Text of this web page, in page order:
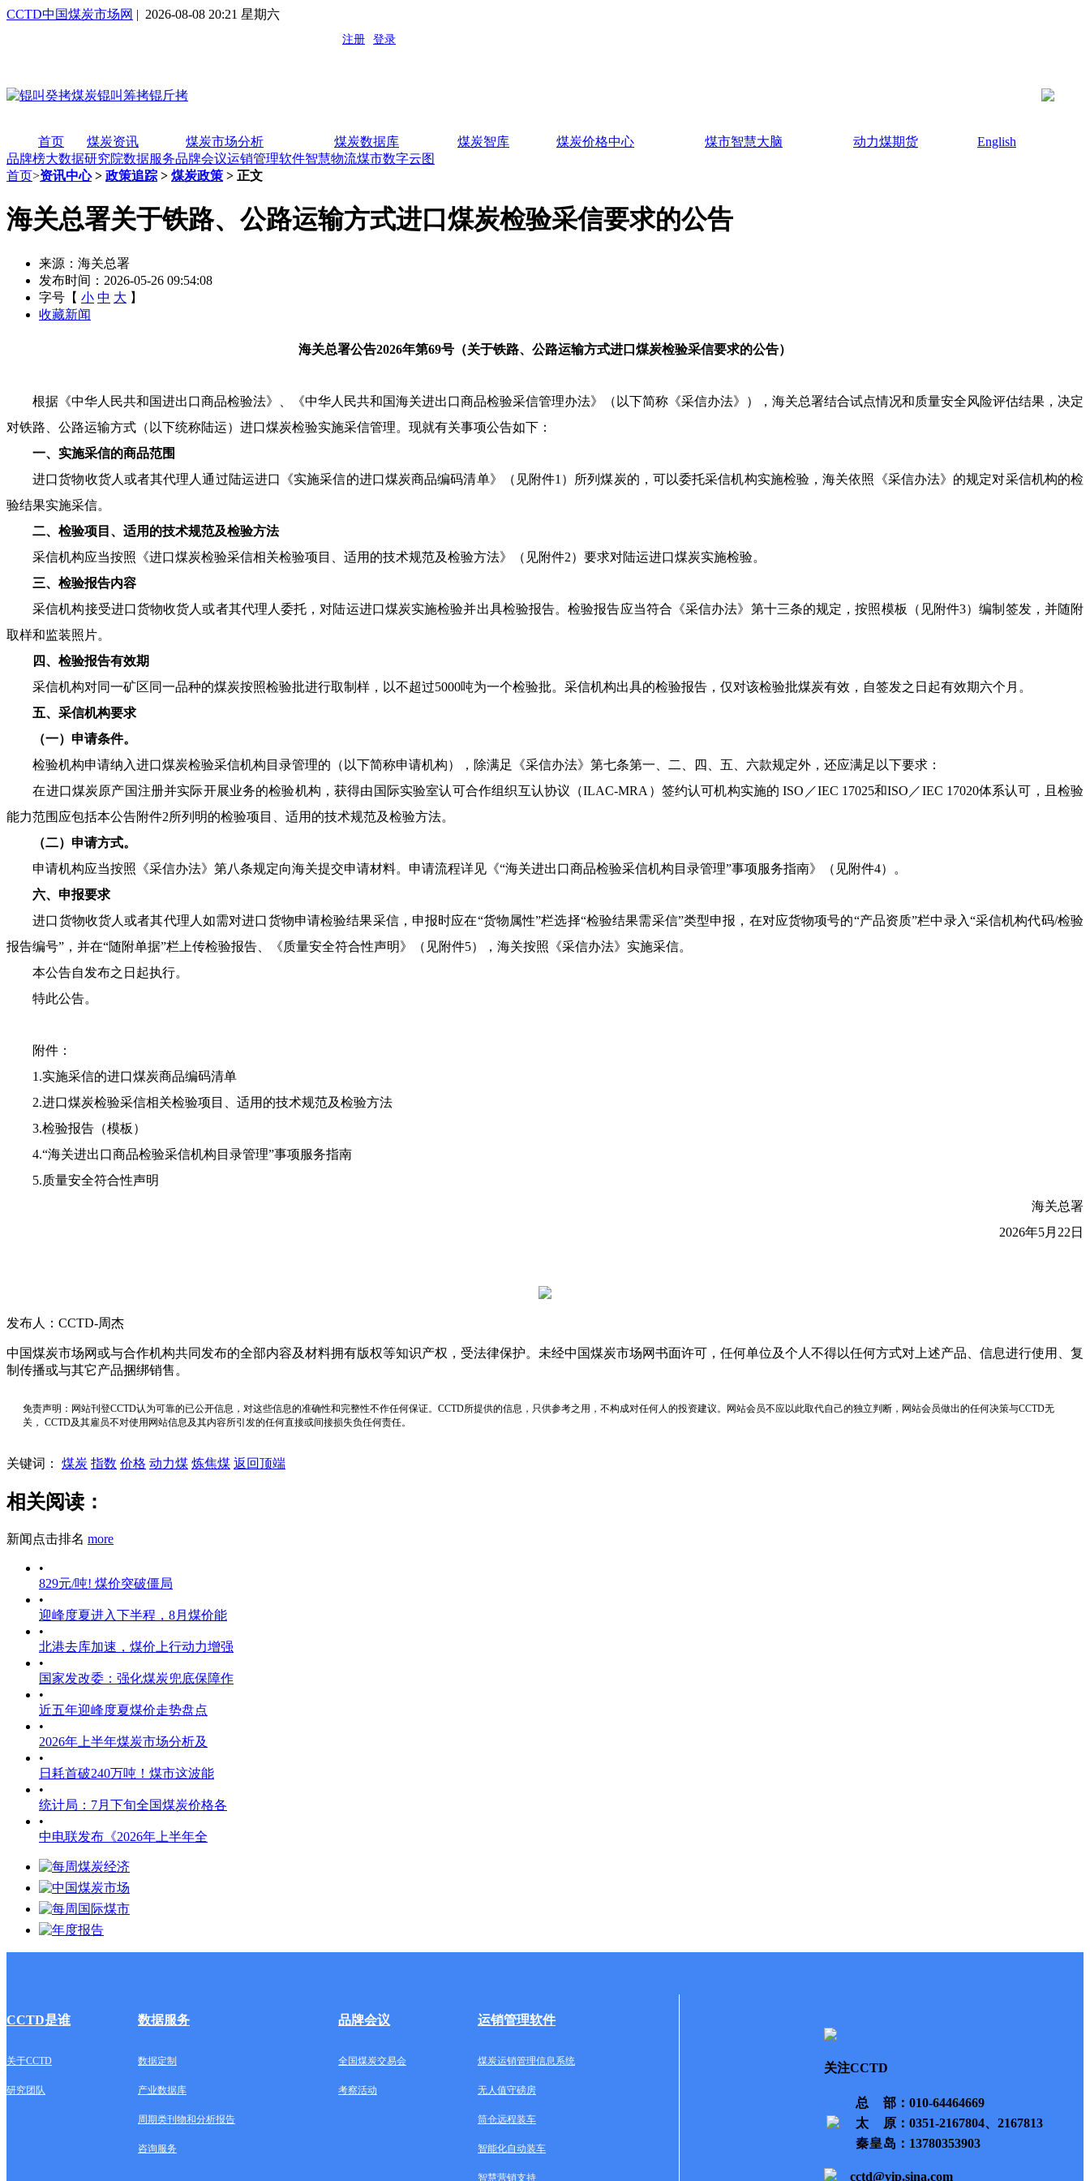
CCTD中国煤炭市场网 | 2026-08-08 20:21 星期六
首页 煤炭资讯 煤炭市场分析 煤炭数据库 煤炭智库 煤炭价格中心 煤市智慧大脑 动力煤期货
English
品牌榜大数据研究院数据服务品牌会议运销管理软件智慧物流煤市数字云图
首页>资讯中心> 政策追踪 > 煤炭政策 > 正文
海关总署关于铁路、公路运输方式进口煤炭检验采信要求的公告
来源：海关总署
发布时间：2026-05-26 09:54:08
字号【 小 中 大 】
收藏新闻
海关总署公告2026年第69号（关于铁路、公路运输方式进口煤炭检验采信要求的公告）
根据《中华人民共和国进出口商品检验法》、《中华人民共和国海关进出口商品检验采信管理办法》（以下简称《采信办法》），海关总署结合试点情况和质量安全风险评估结果，决定
对铁路、公路运输方式（以下统称陆运）进口煤炭检验实施采信管理。现就有关事项公告如下：
一、实施采信的商品范围
进口货物收货人或者其代理人通过陆运进口《实施采信的进口煤炭商品编码清单》（见附件1）所列煤炭的，可以委托采信机构实施检验，海关依照《采信办法》的规定对采信机构的检
验结果实施采信。
二、检验项目、适用的技术规范及检验方法
采信机构应当按照《进口煤炭检验采信相关检验项目、适用的技术规范及检验方法》（见附件2）要求对陆运进口煤炭实施检验。
三、检验报告内容
采信机构接受进口货物收货人或者其代理人委托，对陆运进口煤炭实施检验并出具检验报告。检验报告应当符合《采信办法》第十三条的规定，按照模板（见附件3）编制签发，并随附
取样和监装照片。
四、检验报告有效期
采信机构对同一矿区同一品种的煤炭按照检验批进行取制样，以不超过5000吨为一个检验批。采信机构出具的检验报告，仅对该检验批煤炭有效，自签发之日起有效期六个月。
五、采信机构要求
（一）申请条件。
检验机构申请纳入进口煤炭检验采信机构目录管理的（以下简称申请机构），除满足《采信办法》第七条第一、二、四、五、六款规定外，还应满足以下要求：
在进口煤炭原产国注册并实际开展业务的检验机构，获得由国际实验室认可合作组织互认协议（ILAC-MRA）签约认可机构实施的 ISO／IEC 17025和ISO／IEC 17020体系认可，且检验
能力范围应包括本公告附件2所列明的检验项目、适用的技术规范及检验方法。
（二）申请方式。
申请机构应当按照《采信办法》第八条规定向海关提交申请材料。申请流程详见《“海关进出口商品检验采信机构目录管理”事项服务指南》（见附件4）。
六、申报要求
进口货物收货人或者其代理人如需对进口货物申请检验结果采信，申报时应在“货物属性”栏选择“检验结果需采信”类型申报，在对应货物项号的“产品资质”栏中录入“采信机构代码/检验
报告编号”，并在“随附单据”栏上传检验报告、《质量安全符合性声明》（见附件5），海关按照《采信办法》实施采信。
本公告自发布之日起执行。
特此公告。
附件：
1.实施采信的进口煤炭商品编码清单
2.进口煤炭检验采信相关检验项目、适用的技术规范及检验方法
3.检验报告（模板）
4.“海关进出口商品检验采信机构目录管理”事项服务指南
5.质量安全符合性声明
海关总署
2026年5月22日
发布人：CCTD-周杰
中国煤炭市场网或与合作机构共同发布的全部内容及材料拥有版权等知识产权，受法律保护。未经中国煤炭市场网书面许可，任何单位及个人不得以任何方式对上述产品、信息进行使用、复
制传播或与其它产品捆绑销售。
免责声明：网站刊登CCTD认为可靠的已公开信息，对这些信息的准确性和完整性不作任何保证。CCTD所提供的信息，只供参考之用，不构成对任何人的投资建议。网站会员不应以此取代自己的独立判断，网站会员做出的任何决策与CCTD无
关， CCTD及其雇员不对使用网站信息及其内容所引发的任何直接或间接损失负任何责任。
关键词： 煤炭 指数 价格 动力煤 炼焦煤 返回顶端
相关阅读：
新闻点击排名 more
•
829元/吨! 煤价突破僵局
•
迎峰度夏进入下半程，8月煤价能
•
北港去库加速，煤价上行动力增强
•
国家发改委：强化煤炭兜底保障作
•
近五年迎峰度夏煤价走势盘点
•
2026年上半年煤炭市场分析及
•
日耗首破240万吨！煤市这波能
•
统计局：7月下旬全国煤炭价格各
•
中电联发布《2026年上半年全
CCTD是谁 数据服务 品牌会议 运销管理软件
关于CCTD 数据定制 全国煤炭交易会 煤炭运销管理信息系统
研究团队 产业数据库 考察活动 无人值守磅房
周期类刊物和分析报告 筒仓远程装车
咨询服务 智能化自动装车
智慧营销支持
关注CCTD
总部 ：010-64464669
太原 ：0351-2167804、2167813
秦皇岛 ：13780353903
cctd@vip.sina.com